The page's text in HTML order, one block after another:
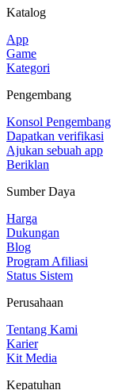
Katalog
App
Game
Kategori
Pengembang
Konsol Pengembang
Dapatkan verifikasi
Ajukan sebuah app
Beriklan
Sumber Daya
Harga
Dukungan
Blog
Program Afiliasi
Status Sistem
Perusahaan
Tentang Kami
Karier
Kit Media
Kepatuhan